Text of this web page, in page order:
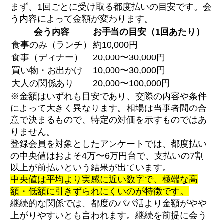
まず、1回ごとに受け取る都度払いの目安です。会
う内容によって金額が変わります。
会う内容
お手当の目安（1回あたり）
食事のみ（ランチ）
約10,000円
食事（ディナー）
20,000〜30,000円
買い物・お出かけ
10,000〜30,000円
大人の関係あり
20,000〜100,000円
※金額はいずれも目安であり、交際の内容や条件
によって大きく異なります。相場は当事者間の合
意で決まるもので、特定の対価を示すものではあ
りません。
登録会員を対象としたアンケートでは、都度払い
の中央値はおよそ4万〜6万円台で、支払いの7割
以上が前払いという結果が出ています。
中央値は平均より実感に近い数字で、極端な高
額・低額に引きずられにくいのが特徴です。
継続的な関係では、都度のパパ活より金額がやや
上がりやすいとも言われます。継続を前提に会う